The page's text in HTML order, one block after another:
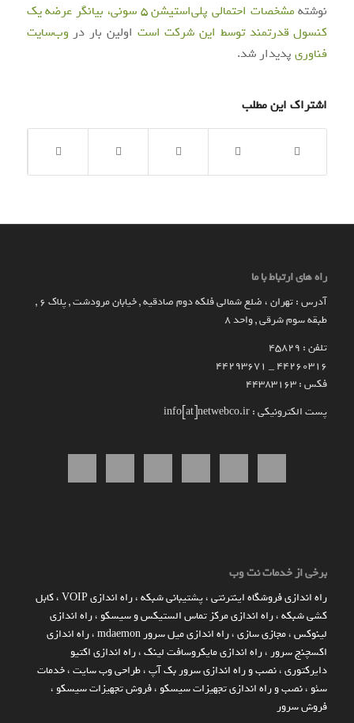
نوشته
مشخصات احتمالی پلی‌استیشن 5 سونی، بیانگر عرضه یک
کنسول قدرتمند توسط این شرکت است اولین بار در وب‌سایت
فناوریپدیدار شد.
اشتراک این مطلب
راه های ارتباط با ما
آدرس : تهران ، ضلع شمالی فلکه دوم صادقیه , خیابان مرودشت , پلاک ۶ ,
طبقه سوم شرقی , واحد ۸
تلفن : 45829
۴۴۲۶۰۳۱۶ _ 44293671
فکس : 44383163
پست الکترونیکی : info[at]netwebco.ir
برخی از خدمات نت وب
راه اندازي فروشگاه اينترنتي،پشتیبانی شبکه،راه اندازی VOIP ،کابل
کشی شبکه،راه اندازی مرکز تماس الستیکس و سیسکو ،راه اندازی
لینوکس،مجازی سازی،راه اندازی میل سرور mdaemon ،راه اندازی
اکسچنج سرور ،راه اندازی مایکروسافت لینک،راه اندازی اکتیو
دایرکتوری،نصب و راه اندازی سرور بک آپ،طراحی وب سایت،خدمات
سئو ،نصب و راه اندازی تجهیزات سیسکو ،فروش تجهیزات سیسکو ،
فروش سرور